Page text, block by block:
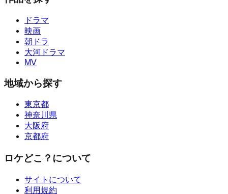
ドラマ
映画
朝ドラ
大河ドラマ
MV
地域から探す
東京都
神奈川県
大阪府
京都府
ロケどこ？について
サイトについて
利用規約